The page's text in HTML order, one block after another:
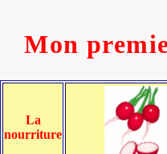
Mon
La
nourriture